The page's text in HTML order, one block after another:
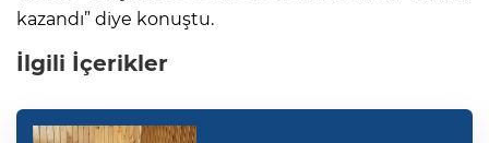
kazandı” diye konuştu.
İlgili İçerikler